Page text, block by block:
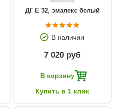
ДГ E 32, эмалекс белый
В наличии
7 020 руб
В корзину
Купить в 1 клик